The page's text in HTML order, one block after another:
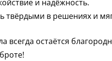
и надёжность.
твёрдыми в решениях и
всегда остаётся